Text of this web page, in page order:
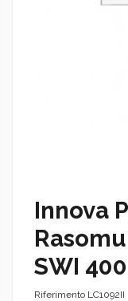
Innova
SWI 400
Riferimento LC1092II